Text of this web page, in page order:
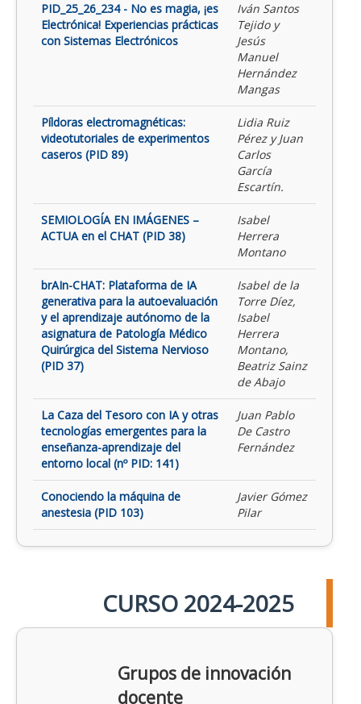
PID_25_26_234 - No es magia, ¡es
Electrónica! Experiencias prácticas
con Sistemas Electrónicos
Iván Santos
Tejido y
Jesús
Manuel
Hernández
Mangas
Píldoras electromagnéticas:
videotutoriales de experimentos
caseros (PID 89)
Lidia Ruiz
Pérez y Juan
Carlos
García
Escartín.
SEMIOLOGÍA EN IMÁGENES –
ACTUA en el CHAT (PID 38)
Isabel
Herrera
Montano
brAIn-CHAT: Plataforma de IA
generativa para la autoevaluación
y el aprendizaje autónomo de la
asignatura de Patología Médico
Quirúrgica del Sistema Nervioso
(PID 37)
Isabel de la
Torre Díez,
Isabel
Herrera
Montano,
Beatriz Sainz
de Abajo
La Caza del Tesoro con IA y otras
tecnologías emergentes para la
enseñanza-aprendizaje del
entorno local (nº PID: 141)
Juan Pablo
De Castro
Fernández
Conociendo la máquina de
anestesia (PID 103)
Javier Gómez
Pilar
CURSO 2024-2025
Grupos de innovación
docente